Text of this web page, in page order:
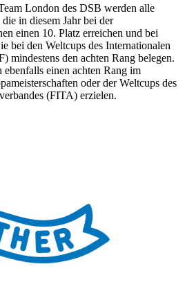
London des DSB werden alle
in diesem Jahr bei der
einen 10. Platz erreichen und bei
bei den Weltcups des Internationalen
mindestens den achten Rang belegen.
ebenfalls einen achten Rang im
oder der Weltcups des
(FITA) erzielen.